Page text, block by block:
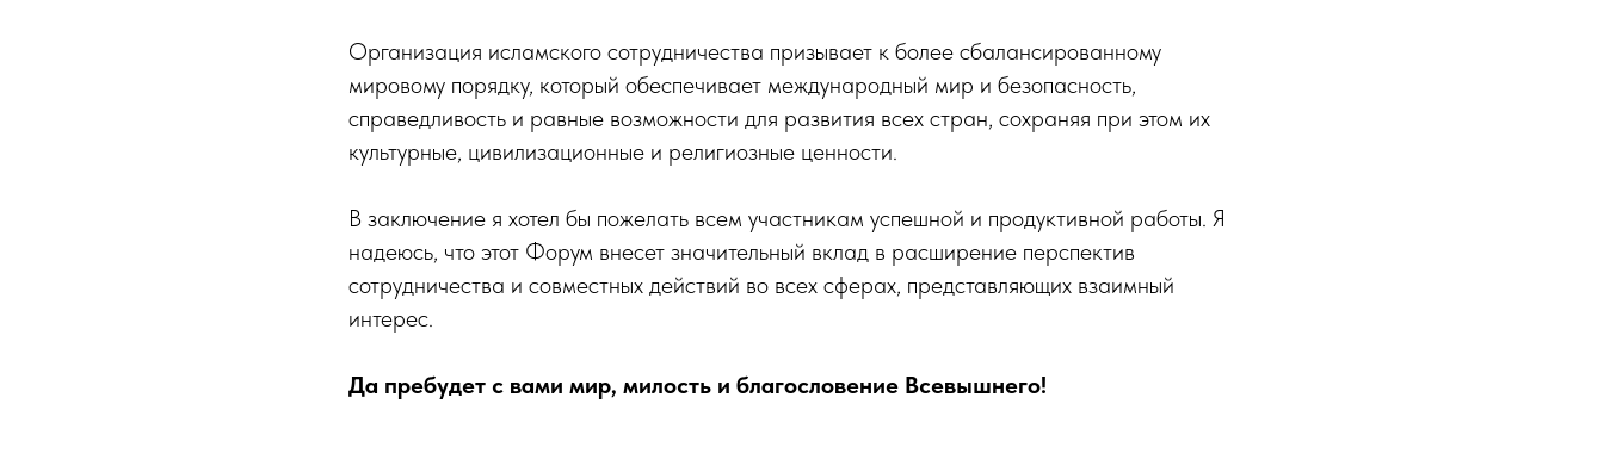
Организация исламского сотрудничества призывает к более сбалансированному
мировому порядку, который обеспечивает международный мир и безопасность,
справедливость и равные возможности для развития всех стран, сохраняя при этом их
культурные, цивилизационные и религиозные ценности.
В заключение я хотел бы пожелать всем участникам успешной и продуктивной работы. Я
надеюсь, что этот Форум внесет значительный вклад в расширение перспектив
сотрудничества и совместных действий во всех сферах, представляющих взаимный
интерес.
Да пребудет с вами мир, милость и благословение Всевышнего!